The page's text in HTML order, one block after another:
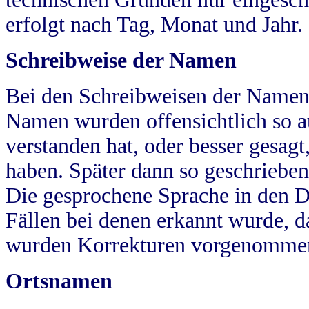
erfolgt nach Tag, Monat und Jahr.
Schreibweise der Namen
Bei den Schreibweisen der
Namen wurden offensichtlich so
verstanden hat, oder besser
haben. Später dann so
Die gesprochene Sprache in
Fällen bei denen erkannt wurde,
wurden Korrekturen
Ortsnamen